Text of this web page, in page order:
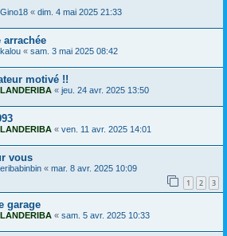
Gino18 « dim. 4 mai 2025 21:33
arrachée
kalou « sam. 3 mai 2025 08:42
motivé !!
LANDERIBA « jeu. 24 avr. 2025 13:50
LANDERIBA « ven. 11 avr. 2025 14:01
vous
eribabinbin « mar. 8 avr. 2025 10:09
1 2 3
garage
LANDERIBA « sam. 5 avr. 2025 10:33